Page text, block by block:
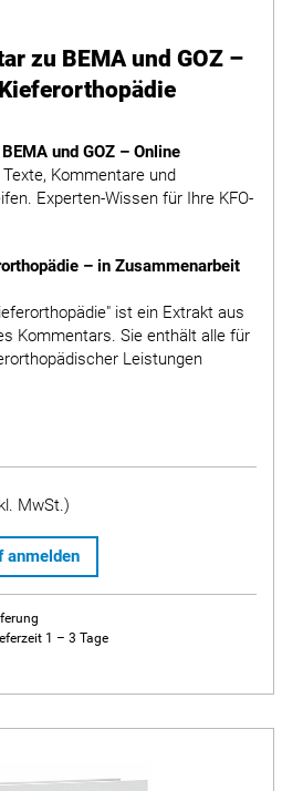
zu BEMA und GOZ –
und GOZ – Online
Kommentare und
Experten-Wissen für Ihre KFO-
– in Zusammenarbeit
ist ein Extrakt aus
Kommentars. Sie enthält alle für
Leistungen
MwSt.)
anmelden
1 – 3 Tage